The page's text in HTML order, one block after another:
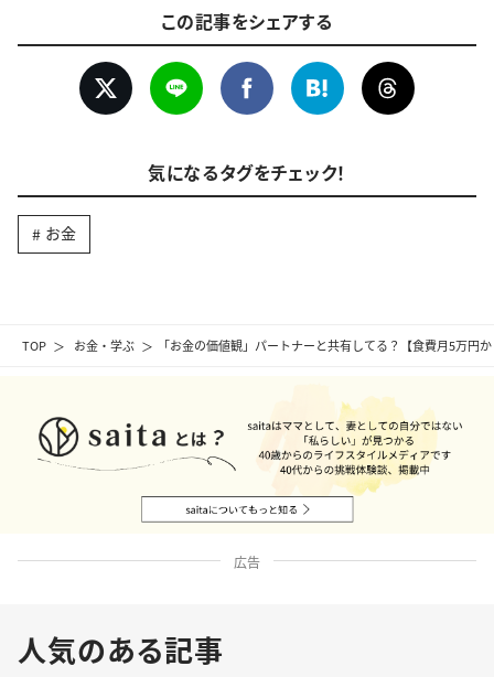
TOP お金・学ぶ 「お金の価値観」パートナーと共有してる？【食費月5万円
この記事をシェアする
気になるタグをチェック！
お金
広告
人気のある記事